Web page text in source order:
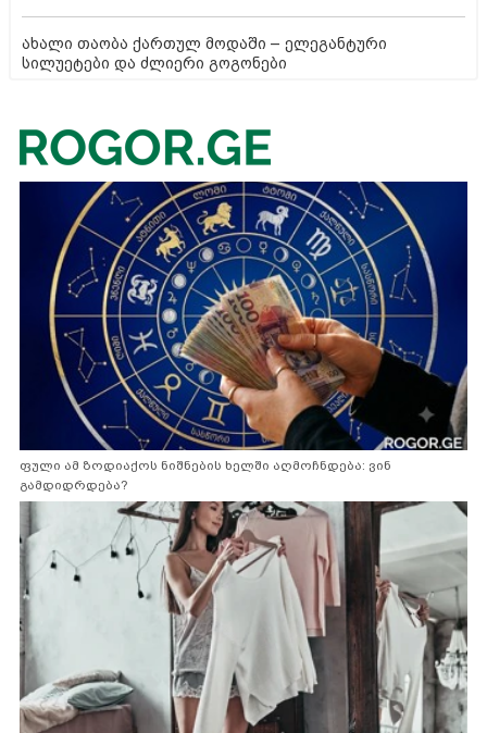
ახალი თაობა ქართულ მოდაში – ელეგანტური
სილუეტები და ძლიერი გოგონები
ფული ამ ზოდიაქოს ნიშნების ხელში აღმოჩნდება: ვინ
გამდიდრდება?